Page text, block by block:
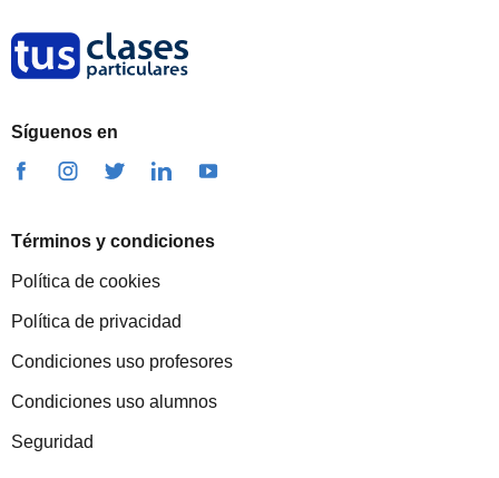
Síguenos en
Términos y condiciones
Política de cookies
Política de privacidad
Condiciones uso profesores
Condiciones uso alumnos
Seguridad